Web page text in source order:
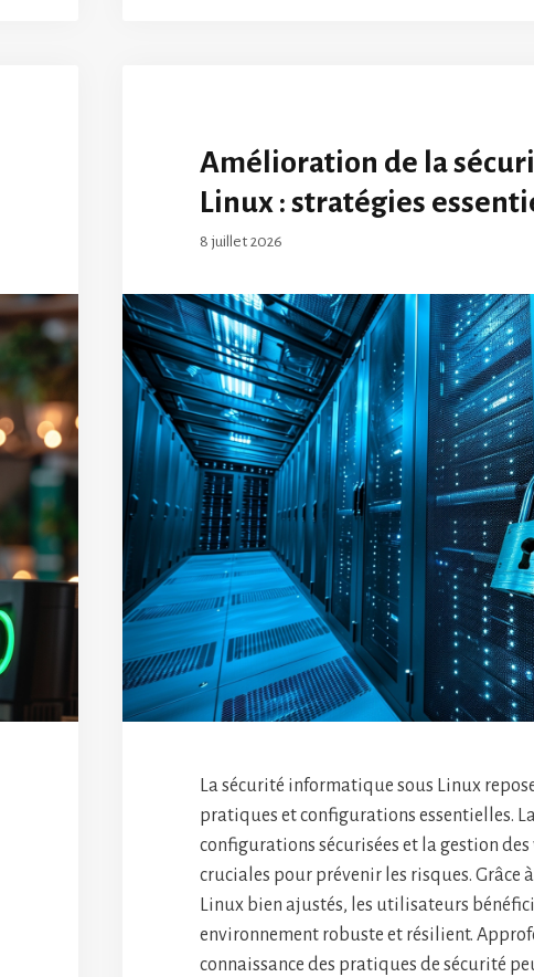
Amélioration de la
Linux : stratégies
8 juillet 2026
La sécurité informatique sous Linux
pratiques et configurations essentielles.
configurations sécurisées et la gestion
cruciales pour prévenir les risques. Grâce
Linux bien ajustés, les utilisateurs
environnement robuste et résilient.
connaissance des pratiques de sécurité